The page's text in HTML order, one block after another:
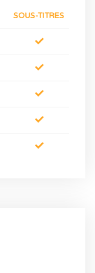
SOUS-TITRES